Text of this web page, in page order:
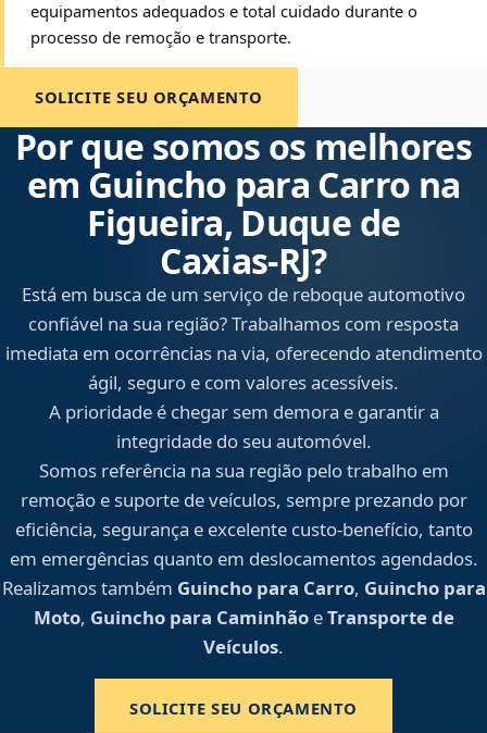
equipamentos adequados e total cuidado durante o
processo de remoção e transporte.
SOLICITE SEU ORÇAMENTO
Por que somos os melhores
em Guincho para Carro na
Figueira, Duque de
Caxias‑RJ?
Está em busca de um serviço de reboque automotivo
confiável na sua região? Trabalhamos com resposta
imediata em ocorrências na via, oferecendo atendimento
ágil, seguro e com valores acessíveis.
A prioridade é chegar sem demora e garantir a
integridade do seu automóvel.
Somos referência na sua região pelo trabalho em
remoção e suporte de veículos, sempre prezando por
eficiência, segurança e excelente custo-benefício, tanto
em emergências quanto em deslocamentos agendados.
Realizamos também Guincho para Carro, Guincho para
Moto, Guincho para CaminhãoeTransporte de
Veículos.
SOLICITE SEU ORÇAMENTO